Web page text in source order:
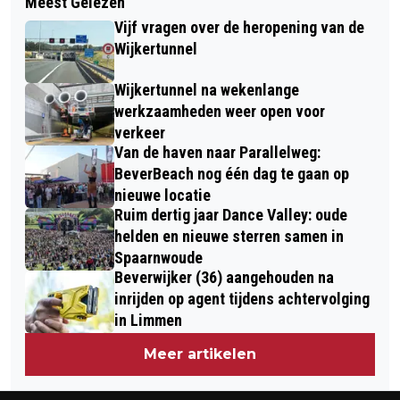
ZATERDAG OP DE BREESTRAAT
BRANDWEER REDT KAT UIT
BRANDENDE WONING AAN
WIJKEROOGSTRAAT
Vijf vragen over de heropening van de
Wijkertunnel
Wijkertunnel na wekenlange
werkzaamheden weer open voor
verkeer
Van de haven naar Parallelweg:
BeverBeach nog één dag te gaan op
nieuwe locatie
Ruim dertig jaar Dance Valley: oude
helden en nieuwe sterren samen in
Spaarnwoude
Beverwijker (36) aangehouden na
inrijden op agent tijdens achtervolging
in Limmen
Meer artikelen